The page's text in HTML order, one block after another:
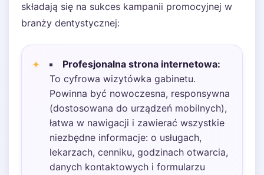
składają się na sukces kampanii promocyjnej w
branży dentystycznej:
Profesjonalna strona internetowa:
To cyfrowa wizytówka gabinetu.
Powinna być nowoczesna, responsywna
(dostosowana do urządzeń mobilnych),
łatwa w nawigacji i zawierać wszystkie
niezbędne informacje: o usługach,
lekarzach, cenniku, godzinach otwarcia,
danych kontaktowych i formularzu